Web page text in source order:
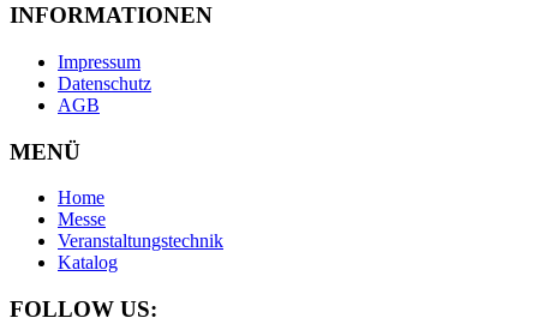
INFORMATIONEN
Impressum
Datenschutz
AGB
MENÜ
Home
Messe
Veranstaltungstechnik
Katalog
FOLLOW US: